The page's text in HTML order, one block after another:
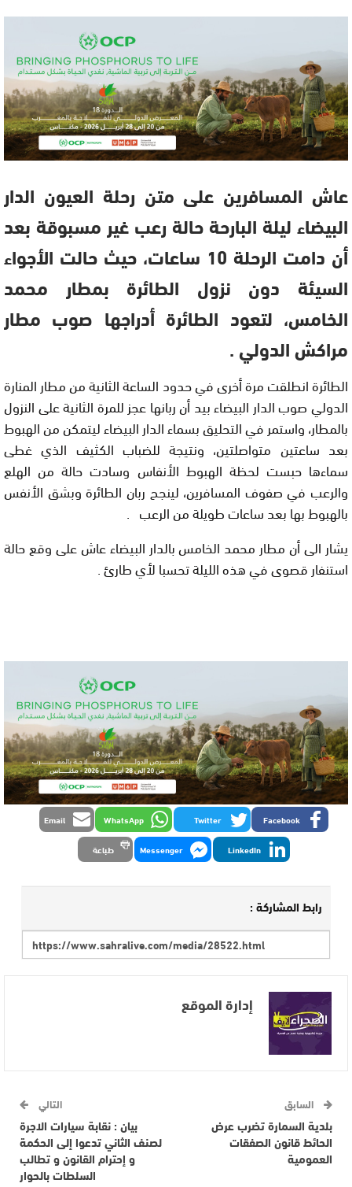
عاش المسافرين على متن رحلة العيون الدار
البيضاء ليلة البارحة حالة رعب غير مسبوقة بعد
أن دامت الرحلة 10 ساعات، حيث حالت الأجواء
السيئة دون نزول الطائرة بمطار محمد
الخامس، لتعود الطائرة أدراجها صوب مطار
مراكش الدولي .
الطائرة انطلقت مرة أخرى في حدود الساعة الثانية من مطار المنارة
الدولي صوب الدار البيضاء بيد أن ربانها عجز للمرة الثانية على النزول
بالمطار، واستمر في التحليق بسماء الدار البيضاء ليتمكن من الهبوط
بعد ساعتين متواصلتين، ونتيجة للضباب الكثيف الذي غطى
سماءها حبست لحظة الهبوط الأنفاس وسادت حالة من الهلع
والرعب في صفوف المسافرين، لينجح ربان الطائرة وبشق الأنفس
بالهبوط بها بعد ساعات طويلة من الرعب .
يشار الى أن مطار محمد الخامس بالدار البيضاء عاش على وقع حالة
استنفار قصوى في هذه الليلة تحسبا لأي طارئ .
Facebook
Twitter
WhatsApp
Email
LinkedIn
Messenger طباعة
رابط المشاركة :
إدارة الموقع
السابق
بلدية السمارة تضرب عرض
الحائط قانون الصفقات
العمومية
التالي
بيان : نقابة سيارات الاجرة
لصنف الثاني تدعوا إلى الحكمة
و إحترام القانون و تطالب
السلطات بالحوار